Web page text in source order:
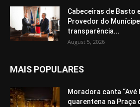
Cabeceiras de Basto
Provedor do
transparência...
August 5, 2026
MAIS POPULARES
Moradora canta “Avé
quarentena na Praça